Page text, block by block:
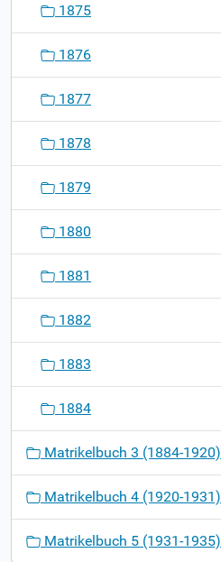
1875
1876
1877
1878
1879
1880
1881
1882
1883
1884
Matrikelbuch 3 (1884-1920)
Matrikelbuch 4 (1920-1931)
Matrikelbuch 5 (1931-1935)